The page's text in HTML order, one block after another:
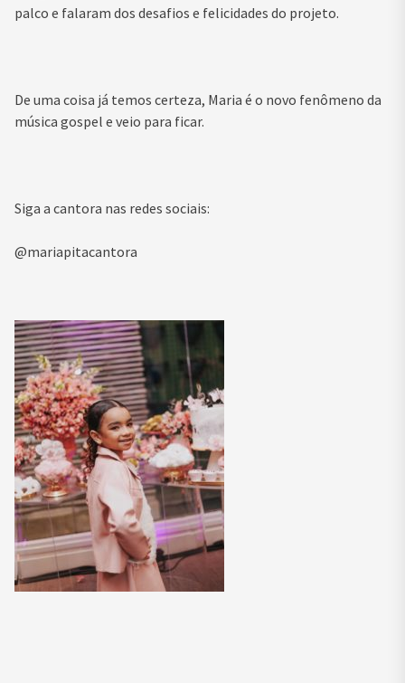
palco e falaram dos desafios e felicidades do projeto.
De uma coisa já temos certeza, Maria é o novo fenômeno da
música gospel e veio para ficar.
Siga a cantora nas redes sociais:
@mariapitacantora